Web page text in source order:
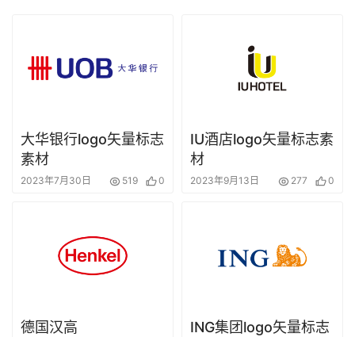
大华银行logo矢量标志
素材
2023年7月30日 519 0
IU酒店logo矢量标志素
材
2023年9月13日 277 0
德国汉高
ING集团logo矢量标志